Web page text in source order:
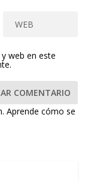
web en este
Aprende cómo se